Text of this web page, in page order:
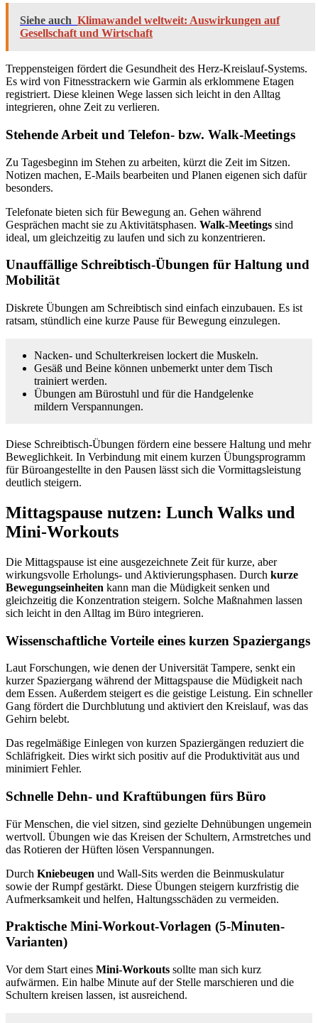
Siehe auch Klimawandel weltweit: Auswirkungen auf
Gesellschaft und Wirtschaft
Treppensteigen fördert die Gesundheit des Herz-Kreislauf-Systems.
Es wird von Fitnesstrackern wie Garmin als erklommene Etagen
registriert. Diese kleinen Wege lassen sich leicht in den Alltag
integrieren, ohne Zeit zu verlieren.
Stehende Arbeit und Telefon- bzw. Walk-Meetings
Zu Tagesbeginn im Stehen zu arbeiten, kürzt die Zeit im Sitzen.
Notizen machen, E-Mails bearbeiten und Planen eigenen sich dafür
besonders.
Telefonate bieten sich für Bewegung an. Gehen während
Gesprächen macht sie zu Aktivitätsphasen. Walk-Meetings sind
ideal, um gleichzeitig zu laufen und sich zu konzentrieren.
Unauffällige Schreibtisch-Übungen für Haltung und
Mobilität
Diskrete Übungen am Schreibtisch sind einfach einzubauen. Es ist
ratsam, stündlich eine kurze Pause für Bewegung einzulegen.
Nacken- und Schulterkreisen lockert die Muskeln.
Gesäß und Beine können unbemerkt unter dem Tisch
trainiert werden.
Übungen am Bürostuhl und für die Handgelenke
mildern Verspannungen.
Diese Schreibtisch-Übungen fördern eine bessere Haltung und mehr
Beweglichkeit. In Verbindung mit einem kurzen Übungsprogramm
für Büroangestellte in den Pausen lässt sich die Vormittagsleistung
deutlich steigern.
Mittagspause nutzen: Lunch Walks und
Mini-Workouts
Die Mittagspause ist eine ausgezeichnete Zeit für kurze, aber
wirkungsvolle Erholungs- und Aktivierungsphasen. Durch kurze
Bewegungseinheiten kann man die Müdigkeit senken und
gleichzeitig die Konzentration steigern. Solche Maßnahmen lassen
sich leicht in den Alltag im Büro integrieren.
Wissenschaftliche Vorteile eines kurzen Spaziergangs
Laut Forschungen, wie denen der Universität Tampere, senkt ein
kurzer Spaziergang während der Mittagspause die Müdigkeit nach
dem Essen. Außerdem steigert es die geistige Leistung. Ein schneller
Gang fördert die Durchblutung und aktiviert den Kreislauf, was das
Gehirn belebt.
Das regelmäßige Einlegen von kurzen Spaziergängen reduziert die
Schläfrigkeit. Dies wirkt sich positiv auf die Produktivität aus und
minimiert Fehler.
Schnelle Dehn- und Kraftübungen fürs Büro
Für Menschen, die viel sitzen, sind gezielte Dehnübungen ungemein
wertvoll. Übungen wie das Kreisen der Schultern, Armstretches und
das Rotieren der Hüften lösen Verspannungen.
Durch Kniebeugen und Wall-Sits werden die Beinmuskulatur
sowie der Rumpf gestärkt. Diese Übungen steigern kurzfristig die
Aufmerksamkeit und helfen, Haltungsschäden zu vermeiden.
Praktische Mini-Workout-Vorlagen (5-Minuten-
Varianten)
Vor dem Start eines Mini-Workouts sollte man sich kurz
aufwärmen. Ein halbe Minute auf der Stelle marschieren und die
Schultern kreisen lassen, ist ausreichend.